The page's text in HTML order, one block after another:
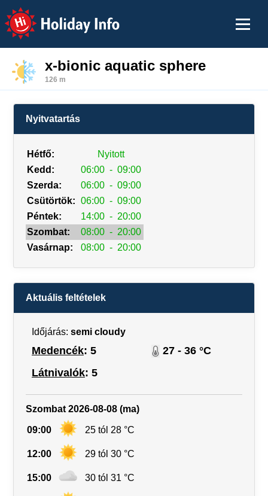
Holiday Info
x-bionic aquatic sphere
126 m
Nyitvatartás
Hétfő:
Nyitott
Kedd:
06:00 - 09:00
Szerda:
06:00 - 09:00
Csütörtök: 06:00 - 09:00
Péntek:
14:00 - 20:00
Szombat:
08:00 - 20:00
Vasárnap:
08:00 - 20:00
Aktuális feltételek
Időjárás: semi cloudy
Medencék: 5
27 - 36 °C
Látnivalók: 5
Szombat 2026-08-08 (ma)
09:00 25 tól 28 °C
12:00 29 tól 30 °C
15:00 30 tól 31 °C